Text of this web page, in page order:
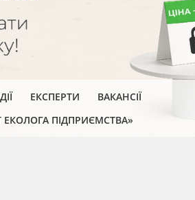
ЕКСПЕРТИ
ВАКАНСІЇ
ПІДПРИЄМСТВА»